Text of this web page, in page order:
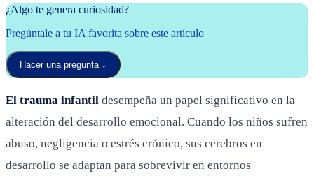
¿Algo te genera curiosidad?
Pregúntale a tu IA favorita sobre este artículo
Hacer una pregunta↓
El trauma infantil desempeña un papel significativo en la
alteración del desarrollo emocional. Cuando los niños sufren
abuso, negligencia o estrés crónico, sus cerebros en
desarrollo se adaptan para sobrevivir en entornos